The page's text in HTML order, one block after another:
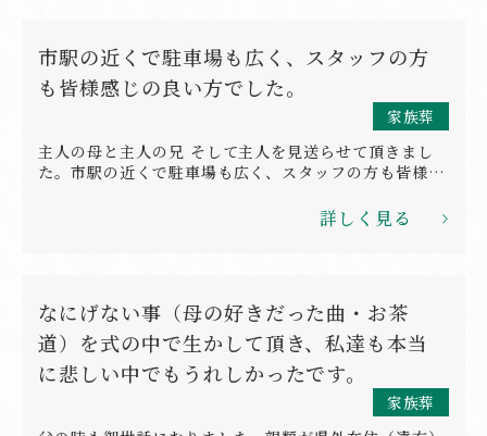
市駅の近くで駐車場も広く、スタッフの方
も皆様感じの良い方でした。
家族葬
主人の母と主人の兄 そして主人を見送らせて頂きまし
た。市駅の近くで駐車場も広く、スタッフの方も皆様感
もう少し詳しく記入してもらえるとうれしいです（例
詳しく見る
なにげない事（母の好きだった曲・お茶
道）を式の中で生かして頂き、私達も本当
に悲しい中でもうれしかったです。
家族葬